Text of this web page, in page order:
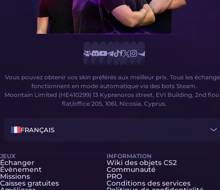
Vous pouvez obtenir vos skin préférés aux meilleur prix. Tous les
fonctionnent en mode automatique via des bots Steam.
Moontain Limited (HE410299) 13 Kypranoros street, EVI Building, 2nd
flat/office 205, 1061, Nicosia, Cyprus.
FRANÇAIS
JEUX
Échanger
Évènement
Missions
Caisses gratuites
INFORMATION
Wiki des objets CS2
Communauté
PRO
Conditions des services